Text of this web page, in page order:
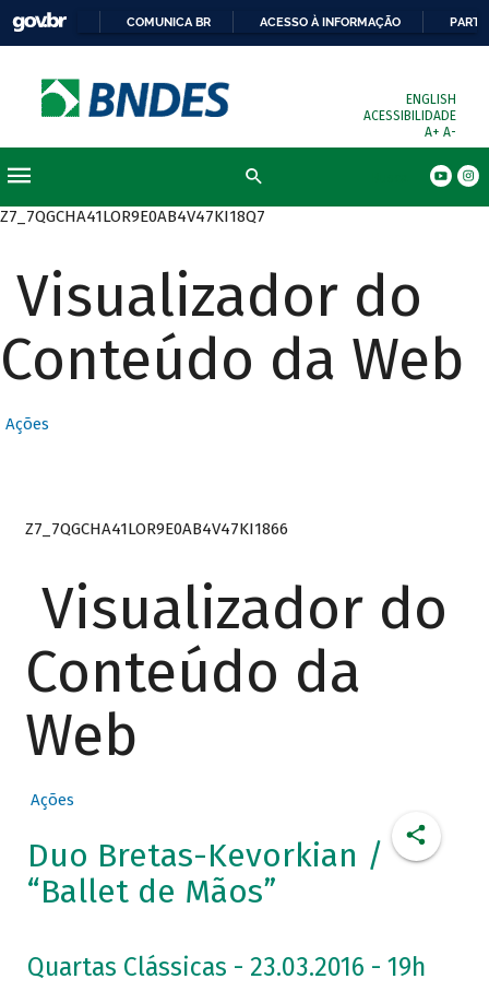
COMUNICA BR ACESSO À INFORMAÇÃO
ENGLISH
ACESSIBILIDADE
A+ A-
Z7_7QGCHA41LOR9E0AB4V47KI18Q7
Visualizador do
Conteúdo da Web
Ações
Z7_7QGCHA41LOR9E0AB4V47KI1866
Visualizador do
Conteúdo da
Web
Ações
Duo Bretas-Kevorkian /
“Ballet de Mãos”
Quartas Clássicas - 23.03.2016 - 19h